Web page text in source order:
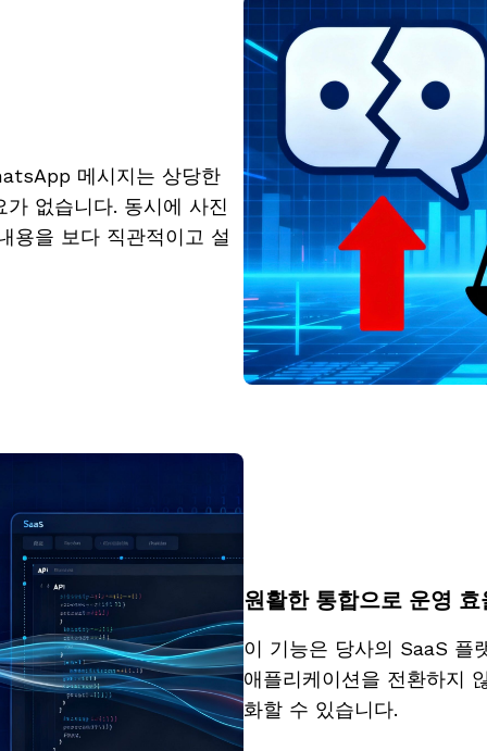
메시지는 상당한
없습니다. 동시에 사진
용을 보다 직관적이고 설
원활한 통합으로 운영
이 기능은 당사의 SaaS 플
애플리케이션을 전환하지
화할 수 있습니다.